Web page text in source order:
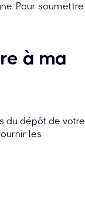
Pour soumettre
à ma
du dépôt de votre
les